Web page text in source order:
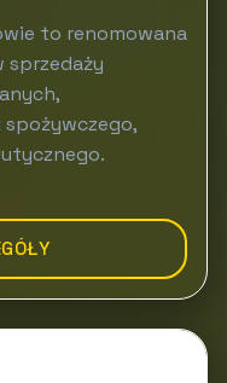
to renomowana
sprzedaży
spożywczego,